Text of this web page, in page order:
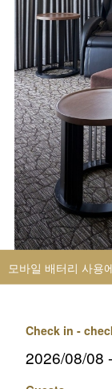
모바일 배터리 사용
Check in -